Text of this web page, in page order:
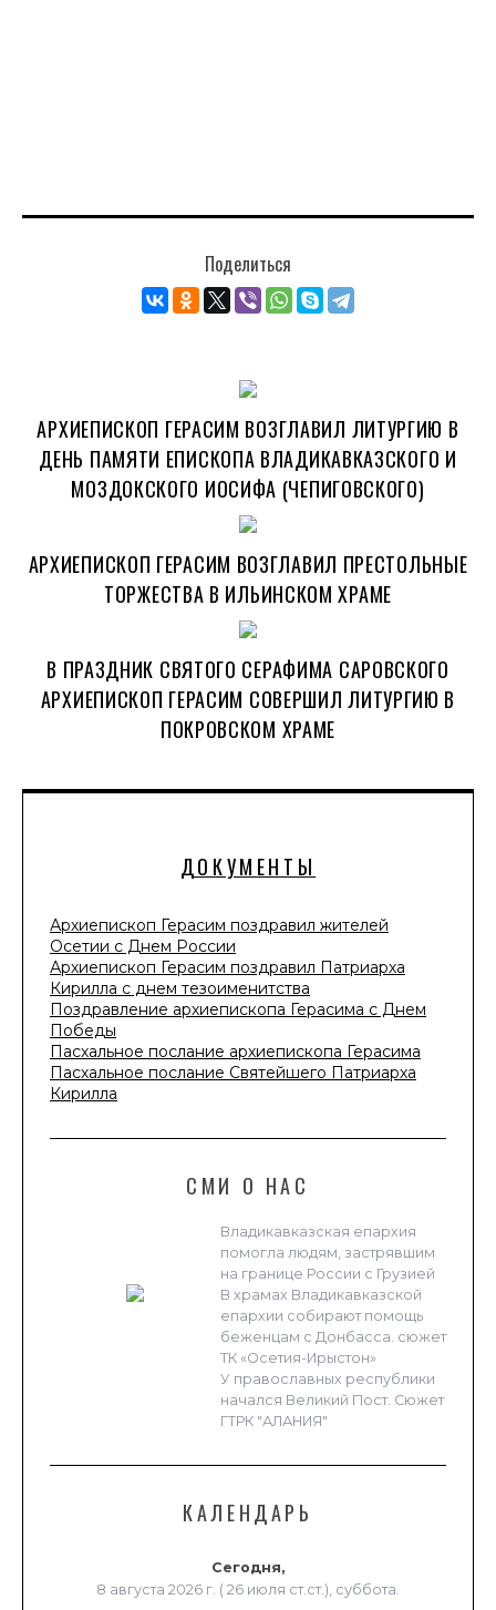
ДОКУМЕНТЫ
Архиепископ Герасим поздравил жителей
Осетии с Днем России
Архиепископ Герасим поздравил Патриарха
Кирилла с днем тезоименитства
Поздравление архиепископа Герасима с Днем
Победы
Пасхальное послание архиепископа Герасима
Пасхальное послание Святейшего Патриарха
Кирилла
СМИ О НАС
Владикавказская епархия
помогла людям, застрявшим
на границе России с Грузией
В храмах Владикавказской
епархии собирают помощь
беженцам с Донбасса. сюжет
ТК «Осетия-Ирыстон»
У православных республики
начался Великий Пост. Сюжет
ГТРК "АЛАНИЯ"
КАЛЕНДАРЬ
Сегодня,
8 августа 2026 г. ( 26 июля ст.ст.), суббота.
Поделиться
АРХИЕПИСКОП ГЕРАСИМ ВОЗГЛАВИЛ ЛИТУРГИЮ В
ДЕНЬ ПАМЯТИ ЕПИСКОПА ВЛАДИКАВКАЗСКОГО И
МОЗДОКСКОГО ИОСИФА (ЧЕПИГОВСКОГО)
АРХИЕПИСКОП ГЕРАСИМ ВОЗГЛАВИЛ ПРЕСТОЛЬНЫЕ
ТОРЖЕСТВА В ИЛЬИНСКОМ ХРАМЕ
В ПРАЗДНИК СВЯТОГО СЕРАФИМА САРОВСКОГО
АРХИЕПИСКОП ГЕРАСИМ СОВЕРШИЛ ЛИТУРГИЮ В
ПОКРОВСКОМ ХРАМЕ